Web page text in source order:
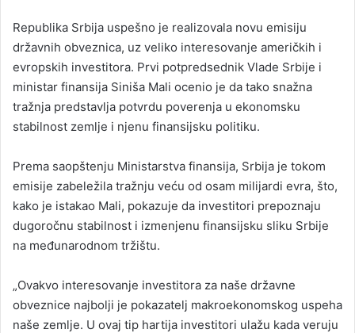
Republika Srbija uspešno je realizovala novu emisiju
državnih obveznica, uz veliko interesovanje američkih i
evropskih investitora. Prvi potpredsednik Vlade Srbije i
ministar finansija Siniša Mali ocenio je da tako snažna
tražnja predstavlja potvrdu poverenja u ekonomsku
stabilnost zemlje i njenu finansijsku politiku.
Prema saopštenju Ministarstva finansija, Srbija je tokom
emisije zabeležila tražnju veću od osam milijardi evra, što,
kako je istakao Mali, pokazuje da investitori prepoznaju
dugoročnu stabilnost i izmenjenu finansijsku sliku Srbije
na međunarodnom tržištu.
„Ovakvo interesovanje investitora za naše državne
obveznice najbolji je pokazatelj makroekonomskog uspeha
naše zemlje. U ovaj tip hartija investitori ulažu kada veruju